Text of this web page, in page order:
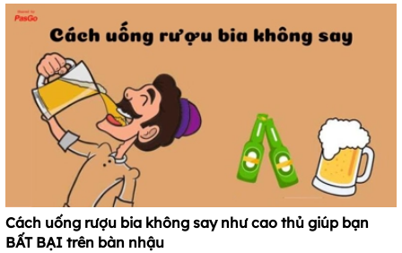
Cách uống rượu bia không say như cao thủ giúp bạn
BẤT BẠI trên bàn nhậu